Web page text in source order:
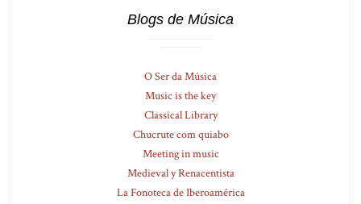
Blogs de Música
O Ser da Música
Music is the key
Classical Library
Chucrute com quiabo
Meeting in music
Medieval y Renacentista
La Fonoteca de Iberoamérica